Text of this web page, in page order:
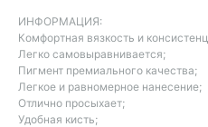
ИНФОРМАЦИЯ:
Комфортная вязкость и
Легко самовыравнивается;
Пигмент премиального качества;
Легкое и равномерное нанесение;
Отлично просыхает;
Удобная кисть;